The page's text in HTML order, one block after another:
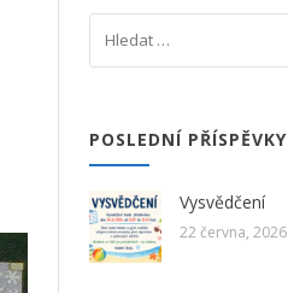
POSLEDNÍ PŘÍSPĚVKY
Vysvědčení
22 června, 2026